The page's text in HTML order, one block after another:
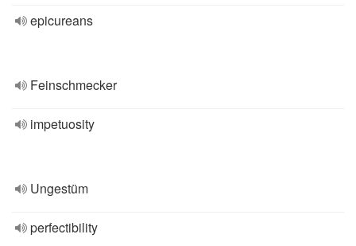
epicureans
Feinschmecker
impetuosity
Ungestüm
perfectibility